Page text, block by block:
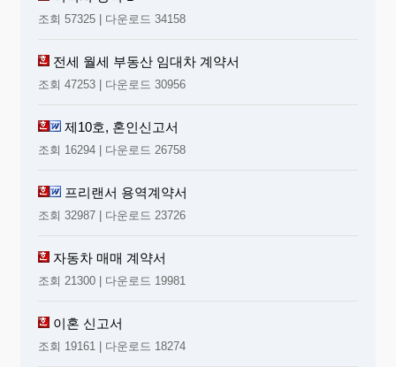
조회 57325 | 다운로드 34158
전세 월세 부동산 임대차 계약서
조회 47253 | 다운로드 30956
제10호, 혼인신고서
조회 16294 | 다운로드 26758
프리랜서 용역계약서
조회 32987 | 다운로드 23726
자동차 매매 계약서
조회 21300 | 다운로드 19981
이혼 신고서
조회 19161 | 다운로드 18274